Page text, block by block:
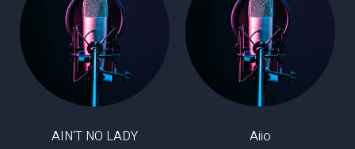
Aiio
AIN'T NO LADY